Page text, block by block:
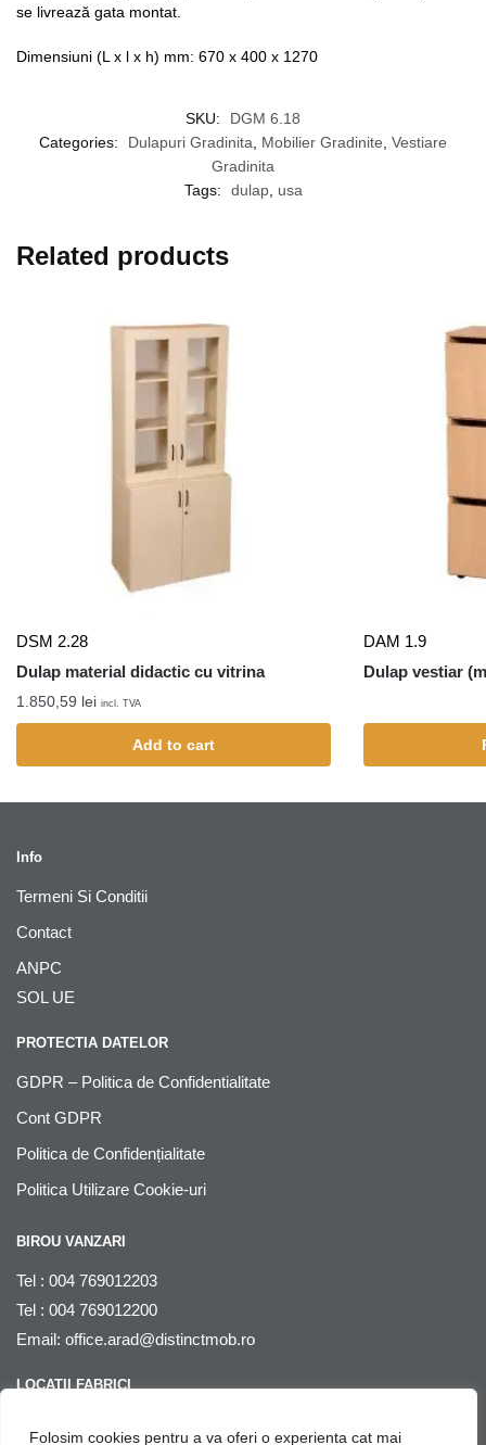
Folosim cookies pentru a va oferi o experienta cat mai
se livrează gata montat.
Dimensiuni (L x l x h) mm: 670 x 400 x 1270
SKU:
DGM 6.18
Categories:
Dulapuri Gradinita Mobilier Gradinite Vestiare
Gradinita
Tags:
dulap, usa
Related products
DSM 2.28
Dulap material didactic cu vitrina
1.850,59 lei incl. TVA
Add to cart
DAM 1.9
Dulap vestiar
Info
Termeni Si Conditii
Contact
ANPC
SOL UE
PROTECTIA DATELOR
GDPR – Politica de Confidentialitate
Cont GDPR
Politica de Confidențialitate
Politica Utilizare Cookie-uri
BIROU VANZARI
Tel : 004 769012203
Tel : 004 769012200
Email: office.arad@distinctmob.ro
LOCATII FABRICI